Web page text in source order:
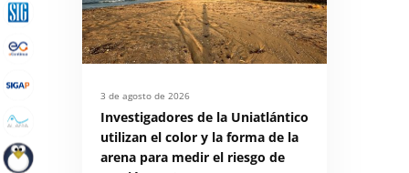
3 de agosto de 2026
Investigadores de la Uniatlántico
utilizan el color y la forma de la
arena para medir el riesgo de